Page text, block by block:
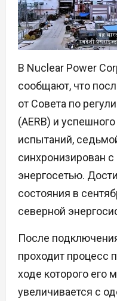
В Nuclear Power
сообщают, что
от Совета по
(AERB) и
испытаний,
синхронизирован
энергосетью.
состояния в
северной
После
проходит процесс
ходе которого его
увеличивается с